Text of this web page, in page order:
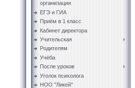
организации
ЕГЭ и ГИА
Приём в 1 класс
Кабинет директора
Учительская
Родителям
Учёба
После уроков
Уголок психолога
НОО "Ликей"